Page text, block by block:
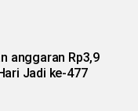
anggaran Rp3,9
Jadi ke-477